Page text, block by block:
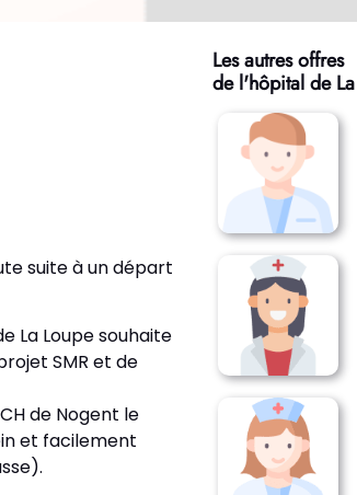
suite à un départ
La Loupe souhaite
SMR et de
de Nogent le
et facilement
Les autres offres
de l'hôpital de